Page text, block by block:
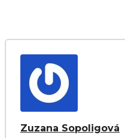
Zuzana Sopoligová